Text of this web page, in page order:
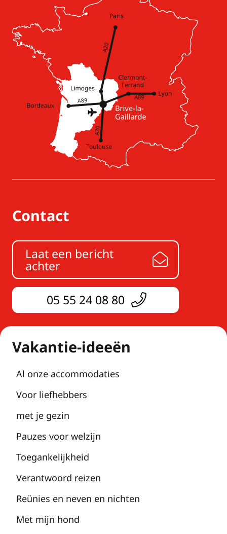
Contact
Laat een bericht
achter
05 55 24 08 80
Vakantie-ideeën
Al onze accommodaties
Voor liefhebbers
met je gezin
Pauzes voor welzijn
Toegankelijkheid
Verantwoord reizen
Reünies en neven en nichten
Met mijn hond